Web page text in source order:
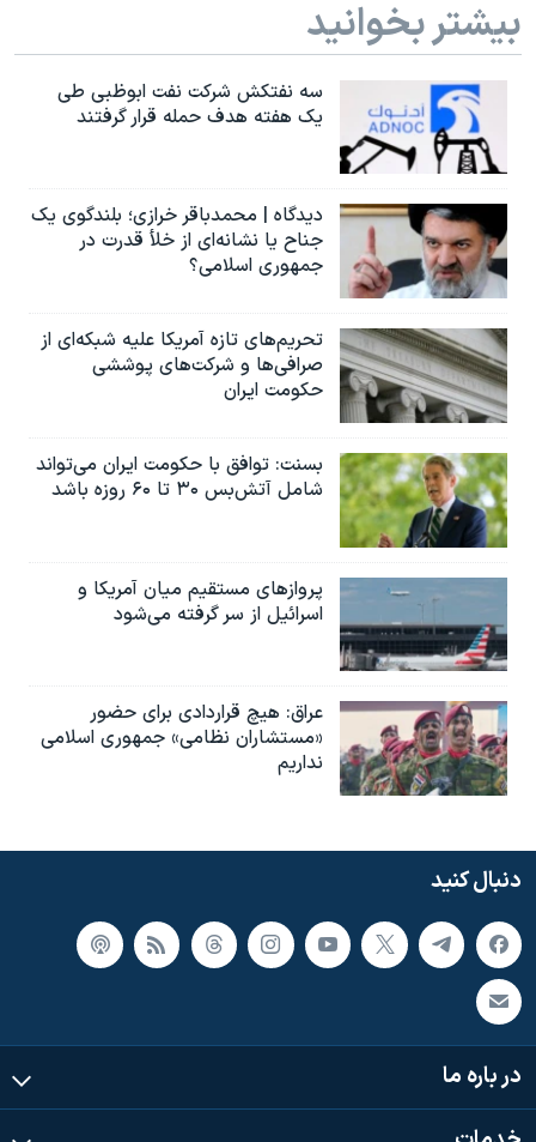
بیشتر بخوانید
سه نفتکش شرکت نفت ابوظبی طی
یک هفته هدف حمله قرار گرفتند
دیدگاه | محمدباقر خرازی؛ بلندگوی یک
جناح یا نشانه‌ای از خلأ قدرت در
جمهوری اسلامی؟
تحریم‌های تازه آمریکا علیه شبکه‌ای از
صرافی‌ها و شرکت‌های پوششی
حکومت ایران
بسنت: توافق با حکومت ایران می‌تواند
شامل آتش‌بس ۳۰ تا ۶۰ روزه باشد
پروازهای مستقیم میان آمریکا و
اسرائیل از سر گرفته می‌شود
عراق: هیچ قراردادی برای حضور
«مستشاران نظامی» جمهوری اسلامی
نداریم
دنبال کنید
در باره ما